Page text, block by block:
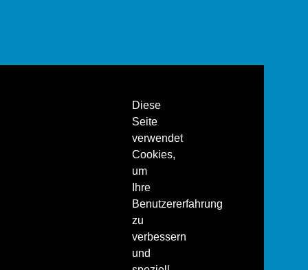
Diese
Seite
verwendet
Cookies,
um
Ihre
Benutzererfahrung
zu
verbessern
und